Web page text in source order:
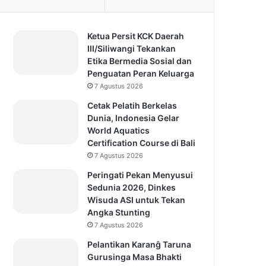
Ketua Persit KCK Daerah
III/Siliwangi Tekankan
Etika Bermedia Sosial dan
Penguatan Peran Keluarga
7 Agustus 2026
Cetak Pelatih Berkelas
Dunia, Indonesia Gelar
World Aquatics
Certification Course di Bali
7 Agustus 2026
Peringati Pekan Menyusui
Sedunia 2026, Dinkes
Wisuda ASI untuk Tekan
Angka Stunting
7 Agustus 2026
Pelantikan Karanĝ Taruna
Gurusinga Masa Bhakti